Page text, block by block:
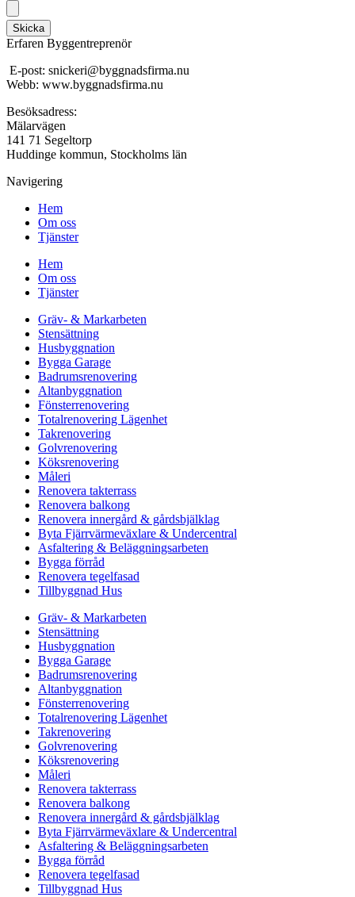
Skicka
Erfaren Byggentreprenör
E-post: snickeri@byggnadsfirma.nu
Webb: www.byggnadsfirma.nu
Besöksadress:
Mälarvägen
141 71 Segeltorp
Huddinge kommun, Stockholms län
Navigering
Hem
Om oss
Tjänster
Hem
Om oss
Tjänster
Gräv- & Markarbeten
Stensättning
Husbyggnation
Bygga Garage
Badrumsrenovering
Altanbyggnation
Fönsterrenovering
Totalrenovering Lägenhet
Takrenovering
Golvrenovering
Köksrenovering
Måleri
Renovera takterrass
Renovera balkong
Renovera innergård & gårdsbjälklag
Byta Fjärrvärmeväxlare & Undercentral
Asfaltering & Beläggningsarbeten
Bygga förråd
Renovera tegelfasad
Tillbyggnad Hus
Gräv- & Markarbeten
Stensättning
Husbyggnation
Bygga Garage
Badrumsrenovering
Altanbyggnation
Fönsterrenovering
Totalrenovering Lägenhet
Takrenovering
Golvrenovering
Köksrenovering
Måleri
Renovera takterrass
Renovera balkong
Renovera innergård & gårdsbjälklag
Byta Fjärrvärmeväxlare & Undercentral
Asfaltering & Beläggningsarbeten
Bygga förråd
Renovera tegelfasad
Tillbyggnad Hus